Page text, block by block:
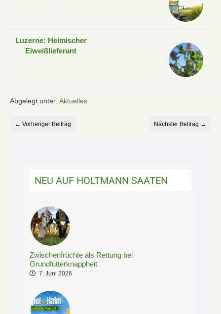
Luzerne: Heimischer
Eiweißlieferant
Abgelegt unter: Aktuelles
← Vorheriger Beitrag Nächster Beitrag →
NEU AUF HOLTMANN SAATEN
Zwischenfrüchte als Rettung bei
Grundfutterknappheit
7. Juni 2026